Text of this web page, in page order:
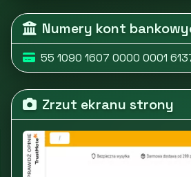
Numery kont
55 1090 1607 0000 0001
Zrzut ekranu strony